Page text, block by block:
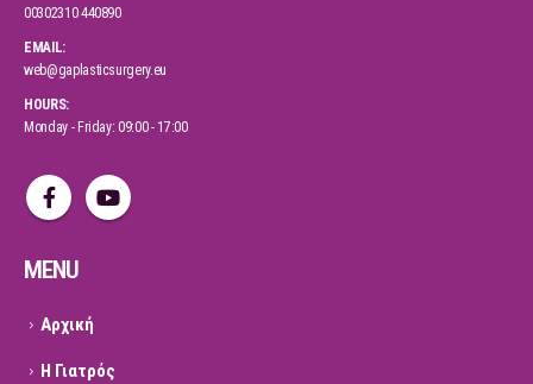
00302310 440890
EMAIL:
web@gaplasticsurgery.eu
HOURS:
Monday - Friday: 09:00 - 17:00
MENU
Αρχική
Η Γιατρός